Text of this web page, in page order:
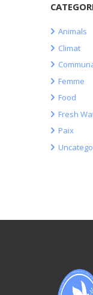
Animals
Climat
Femme
Food
Fresh
Paix